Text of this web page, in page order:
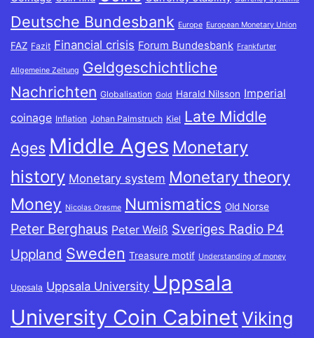
Deutsche Bundesbank Europe European Monetary Union
FAZ Fazit Financial crisis Forum Bundesbank Frankfurter
Allgemeine Zeitung Geldgeschichtliche
Nachrichten Globalisation Gold Harald Nilsson Imperial
coinage Inflation Johan Palmstruch Kiel Late Middle
Ages Middle Ages Monetary
history Monetary system Monetary theory
Money Nicolas Oresme Numismatics Old Norse
Peter Berghaus Peter Weiß Sveriges Radio P4
Uppland Sweden Treasure motif Understanding of money
Uppsala Uppsala University Uppsala
University Coin Cabinet Viking